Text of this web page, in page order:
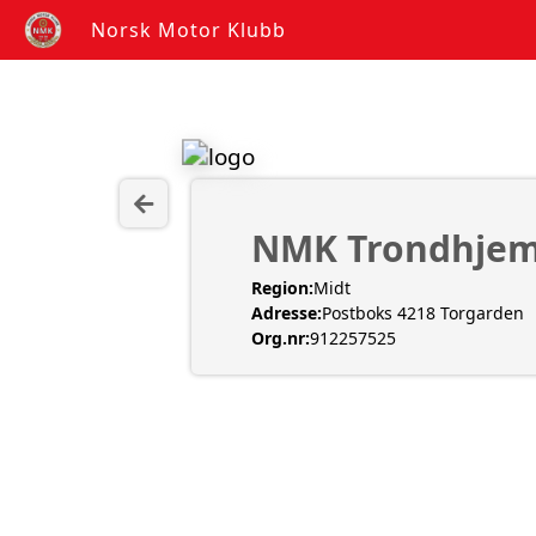
Norsk Motor Klubb
NMK
Region:Midt
Adresse:Postboks 4218 Torgarden
Org.nr:912257525